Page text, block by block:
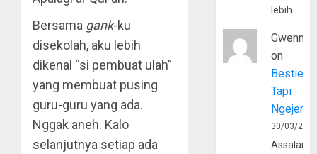
Bersama gank-ku
disekolah, aku lebih
dikenal “si pembuat ulah”
yang membuat pusing
guru-guru yang ada.
Nggak aneh. Kalo
selanjutnya setiap ada
lebih…
Gwenny
on
Bestie
Tapi
30/03/